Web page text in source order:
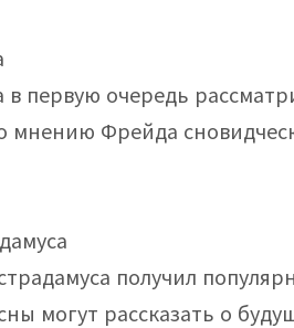
первую очередь
мнению Фрейда
получил
могут рассказать о